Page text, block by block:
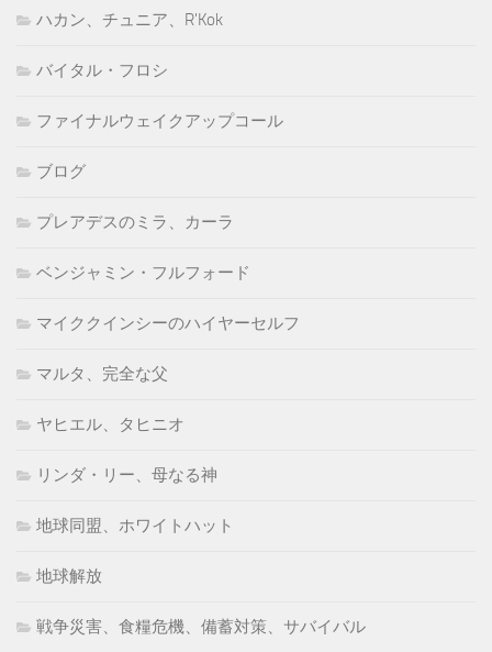
ハカン、チュニア、R'Kok
バイタル・フロシ
ファイナルウェイクアップコール
ブログ
プレアデスのミラ、カーラ
ベンジャミン・フルフォード
マイククインシーのハイヤーセルフ
マルタ、完全な父
ヤヒエル、タヒニオ
リンダ・リー、母なる神
地球同盟、ホワイトハット
地球解放
戦争災害、食糧危機、備蓄対策、サバイバル